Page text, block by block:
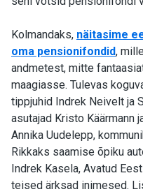
Kolmandaks, näitasime
oma pensionifondid,
andmetest, mitte
maagiasse. Tulevas
tippjuhid Indrek Neivelt ja
asutajad Kristo Käärmann
Annika Uudelepp,
Rikkaks saamise õpiku
Indrek Kasela, Avatud
teised ärksad inimesed.